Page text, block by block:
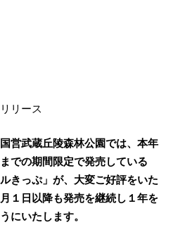
リース
営武蔵丘陵森林公園では、本年
での期間限定で発売している
きっぷ」が、大変ご好評をいた
１日以降も発売を継続し１年を
にいたします。